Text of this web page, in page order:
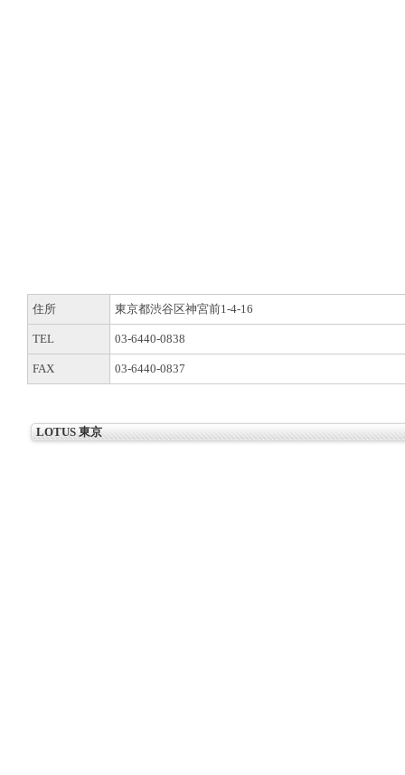
住所 東京都渋谷区神宮前1-4-16
TEL 03-6440-0838
FAX 03-6440-0837
LOTUS 東京